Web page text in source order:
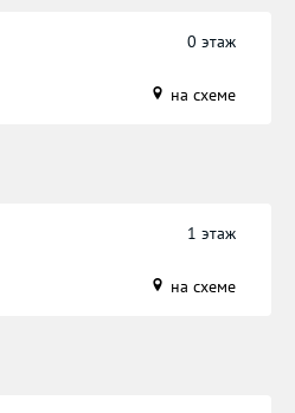
0 этаж
на схеме
1 этаж
на схеме